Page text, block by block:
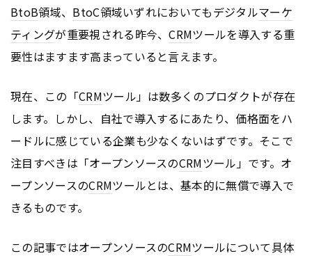
BtoB領域、 BtoC領域いずれにおいてもデジタルマーケ
ティングが重要視される昨今、CRMツールを導入する重
要性はますます高まっていると言えます。
現在、この「CRMツール」は数多くのプロダクトが存在
します。しかし、自社で導入するにあたり、価格面をハ
ードルに感じている企業も少なくないはずです。そこで
注目すべきは「オープンソースのCRMツール」です。オ
ープンソースのCRMツールとは、基本的に無償で導入で
きるものです。
この記事ではオープンソースのCRMツールについて具体